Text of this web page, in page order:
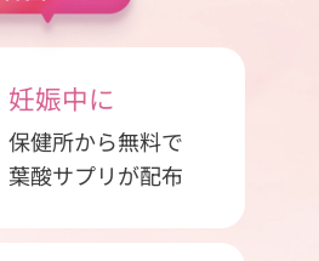
妊娠中に
保健所から無料で
葉酸サプリが配布